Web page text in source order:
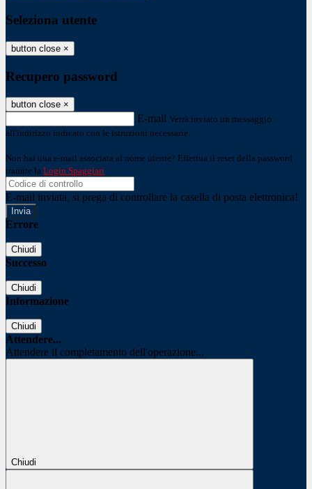
Seleziona utente
button close ×
Recupero password
button close ×
E-mail Verrà inviato un messaggio
all'indirizzo indicato con le istruzioni necessarie.
Non hai una e-mail associata al nome utente? Effettua il reset della password
tramite la Login Spaggiari
E-mail inviata, si prega di controllare la casella di posta elettronica!
Errore
Chiudi
Successo
Chiudi
Informazione
Chiudi
Attendere...
Attendere il completamento dell'operazione...
Chiudi